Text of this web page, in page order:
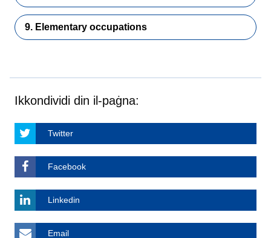
9. Elementary occupations
Ikkondividi din il-paġna:
Twitter
Facebook
Linkedin
Email